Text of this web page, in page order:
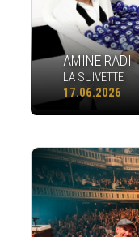
AMINE RADI
LA SUIVETTE
17.06.2026